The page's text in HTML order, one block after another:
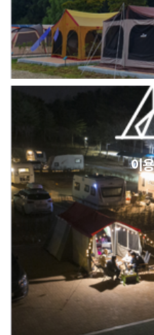
2026년 5월 캠핑
캠핑장(9월1일~6
2026년 5월 캠핑장
캠핑장(9월1일~6
이